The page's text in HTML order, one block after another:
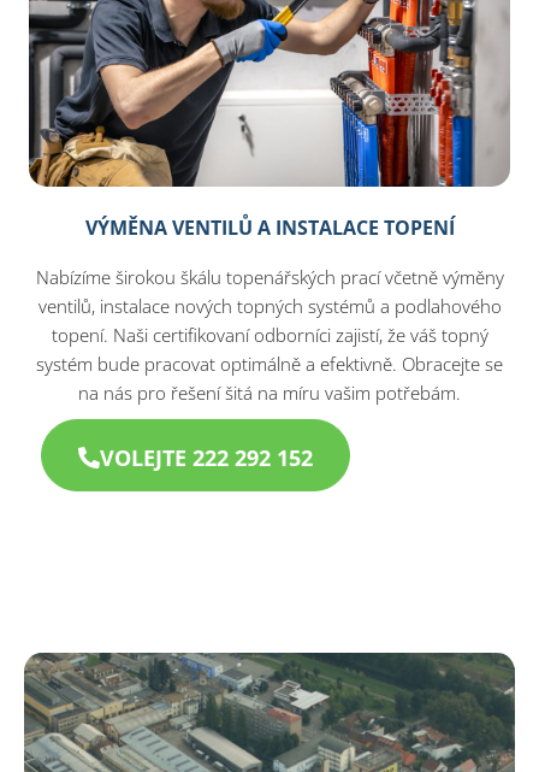
VÝMĚNA VENTILŮ A INSTALACE TOPENÍ
Nabízíme širokou škálu topenářských prací včetně výměny
ventilů, instalace nových topných systémů a podlahového
topení. Naši certifikovaní odborníci zajistí, že váš topný
systém bude pracovat optimálně a efektivně. Obracejte se
na nás pro řešení šitá na míru vašim potřebám.
VOLEJTE 222 292 152